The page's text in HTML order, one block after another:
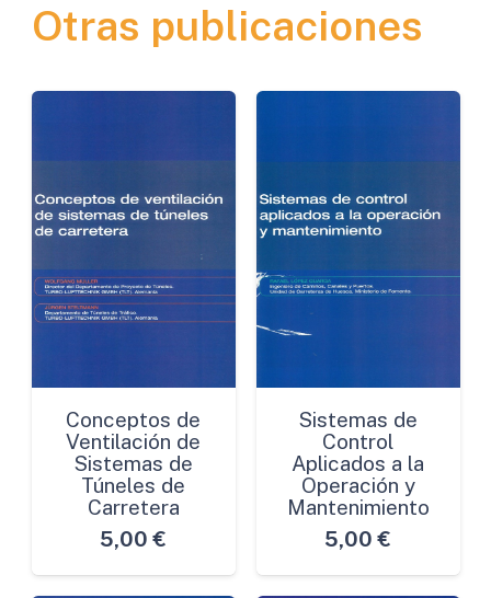
de
Carreteras
Otras publicaciones
Conceptos de
Ventilación de
Sistemas de
Túneles de
Carretera
5,00 €
Sistemas de
Control
Aplicados a la
Operación y
Mantenimiento
5,00 €